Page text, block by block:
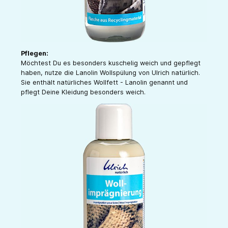
Pflegen:
Möchtest Du es besonders kuschelig weich und gepflegt
haben, nutze die Lanolin Wollspülung von Ulrich natürlich.
Sie enthält natürliches Wollfett - Lanolin genannt und
pflegt Deine Kleidung besonders weich.